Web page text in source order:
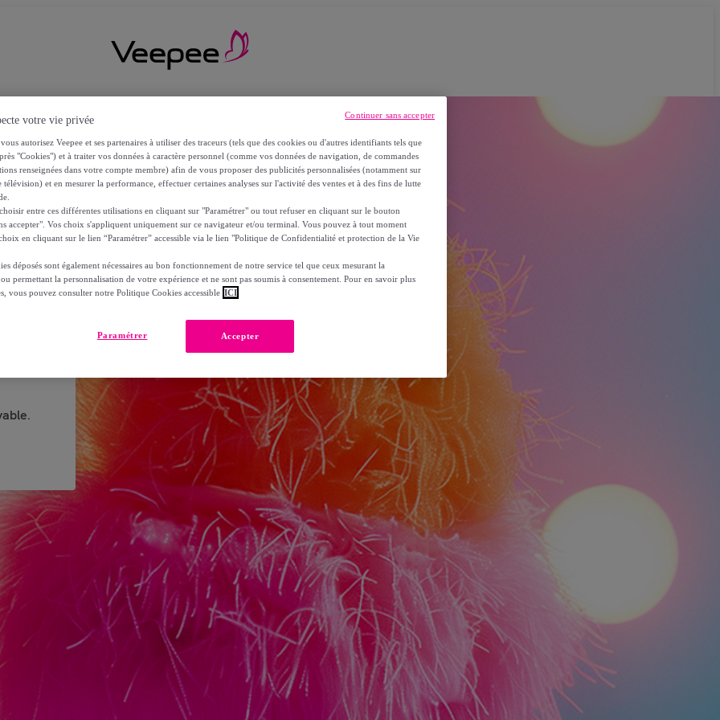
votre vie privée
autorisez Veepee et ses partenaires à utiliser des traceurs (tels que des cookies ou d'autres identifiants tels que
"Cookies") et à traiter vos données à caractère personnel (comme vos données de navigation, de commandes
renseignées dans votre compte membre) afin de vous proposer des publicités personnalisées (notamment sur
télévision) et en mesurer la performance, effectuer certaines analyses sur l'activité des ventes et à des fins de lutte
entre ces différentes utilisations en cliquant sur "Paramétrer" ou tout refuser en cliquant sur le bouton
accepter". Vos choix s'appliquent uniquement sur ce navigateur et/ou terminal. Vous pouvez à tout moment
en cliquant sur le lien “Paramétrer” accessible via le lien "Politique de Confidentialité et protection de la Vie
déposés sont également nécessaires au bon fonctionnement de notre service tel que ceux mesurant la
permettant la personnalisation de votre expérience et ne sont pas soumis à consentement. Pour en savoir plus
vous pouvez consulter notre Politique Cookies accessible ICI
Accepter
Paramétrer
Continuer sans accepter